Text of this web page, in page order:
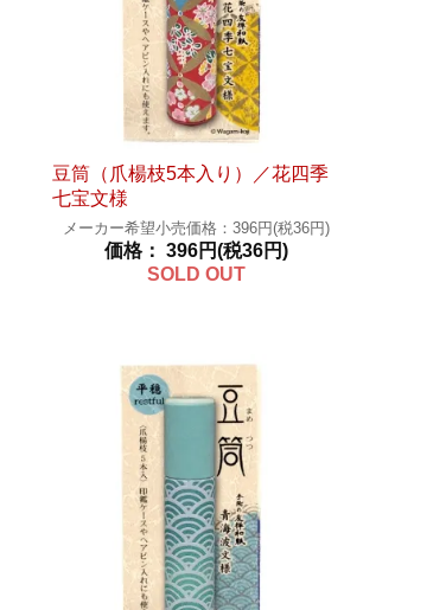
豆筒（爪楊枝5本入り）／花四季
七宝文様
メーカー希望小売価格：396円(税36円)
価格： 396円(税36円)
SOLD OUT